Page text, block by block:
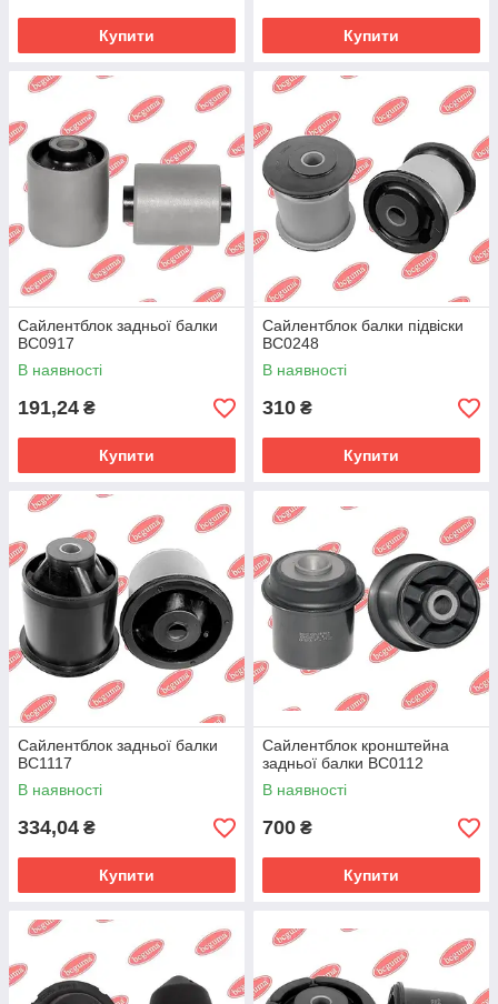
Купити Купити
Сайлентблок задньої балки
BC0917
В наявності
191,24 ₴
Купити
Сайлентблок балки підвіски
BC0248
В наявності
310 ₴
Купити
Сайлентблок задньої балки
BC1117
В наявності
334,04 ₴
Купити
Сайлентблок кронштейна
задньої балки BC0112
В наявності
700 ₴
Купити